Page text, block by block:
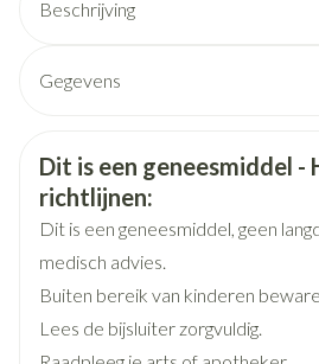
Beschrijving
Gegevens
Organisaties
Merken
Breedte 17 mm
Veiligheidsinformatie
Dit is een geneesmiddel -
richtlijnen:
Dit is een geneesmiddel, geen
medisch advies.
Buiten bereik van kinderen
Lees de bijsluiter zorgvuldig.